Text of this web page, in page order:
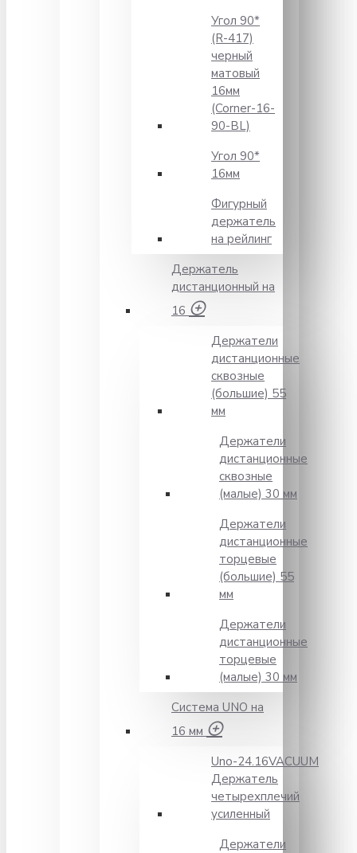
Угол 90*
(R-417)
черный
матовый
16мм
(Corner-16-
90-BL)
Угол 90*
16мм
Фигурный
держатель
на рейлинг
Держатель
дистанционный на
16
Держатели
дистанционные
сквозные
(большие) 55
мм
Держатели
дистанционные
сквозные
(малые) 30 мм
Держатели
дистанционные
торцевые
(большие) 55
мм
Держатели
дистанционные
торцевые
(малые) 30 мм
Система UNO на
16 мм
Unо-24.16VACUUM
Держатель
четырехплечий
усиленный
Держатели